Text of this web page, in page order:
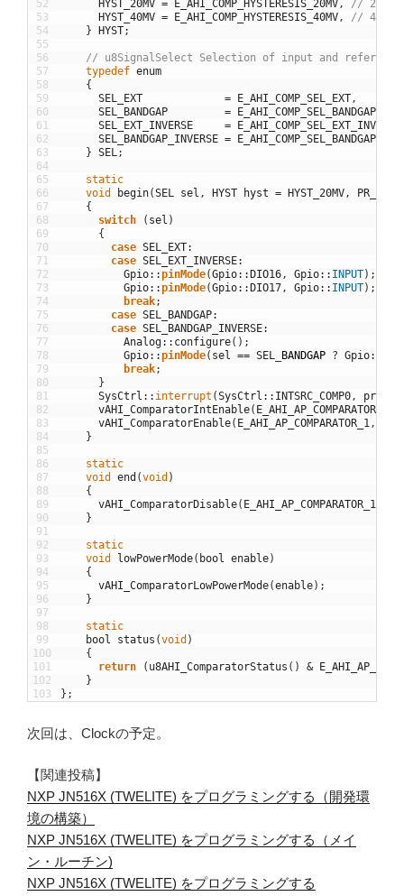
52
53
54
55
56
57
58
59
60
61
62
63
64
65
66
67
68
69
70
71
72
73
74
75
76
77
78
79
80
81
82
83
84
85
86
87
88
89
90
91
92
93
94
95
96
97
98
99
100
101
102
103
HYST_20MV = E_AHI_COMP_HYSTERESIS_20MV,
// 20mV
HYST_40MV = E_AHI_COMP_HYSTERESIS_40MV,
// 40mV
}
HYST;
// u8SignalSelect Selection of input and
typedef enum
{
SEL_EXT
= E_AHI_COMP_SEL_EXT,
SEL_BANDGAP
= E_AHI_COMP_SEL_BANDGAP
SEL_EXT_INVERSE
= E_AHI_COMP_SEL_EXT_INVERSE
SEL_BANDGAP_INVERSE =
} SEL;
static
void
begin(SEL sel , HYST hyst = HYST_20MV,
{
switch
( sel )
{
case SEL_EXT:
case SEL_EXT_INVERSE:
Gpio::pinMode(Gpio:: DIO16, Gpio:: INPUT) ;
Gpio::pinMode(Gpio:: DIO17, Gpio:: INPUT) ;
break;
case SEL_BANDGAP:
case SEL_BANDGAP_INVERSE:
Analog:: configure( ) ;
Gpio::pinMode( sel == SEL BANDGAP ? Gpio::
break;
}
SysCtrl :: interrupt (SysCtrl :: INTSRC_COMP0,
vAHI_ComparatorIntEnable( E_AHI_AP_COMPARATOR_1
vAHI_ComparatorEnable( E_AHI_AP_COMPARATOR_1,
}
static
void
end (void )
{
vAHI_ComparatorDisable( E_AHI_AP_COMPARATOR_1
}
static
void
lowPowerMode( bool enable)
{
vAHI_ComparatorLowPowerMode(enable) ;
}
static
bool
status (void )
{
return
( u8AHI_ComparatorStatus ( ) &
}
} ;
次回は、Clockの予定。
【関連投稿】
NXP JN516X (TWELITE) をプログラミングする（開発環
境の構築）
NXP JN516X (TWELITE) をプログラミングする（メイ
ン・ルーチン)
NXP JN516X (TWELITE) をプログラミングする